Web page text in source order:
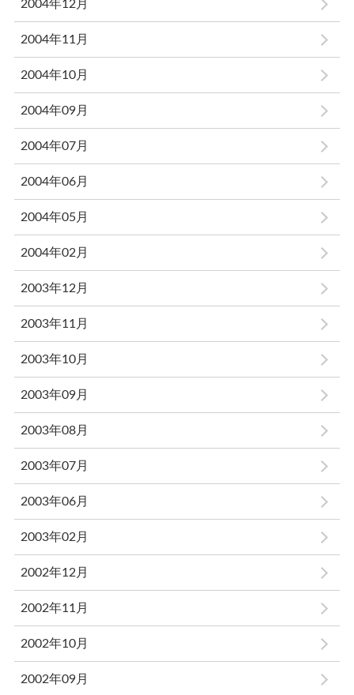
2004年12月
2004年11月
2004年10月
2004年09月
2004年07月
2004年06月
2004年05月
2004年02月
2003年12月
2003年11月
2003年10月
2003年09月
2003年08月
2003年07月
2003年06月
2003年02月
2002年12月
2002年11月
2002年10月
2002年09月